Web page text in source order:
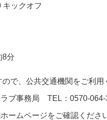
キックオフ
8分
で、公共交通機関をご利用
ブ事務局 TEL：0570-
ームページをご確認くださ